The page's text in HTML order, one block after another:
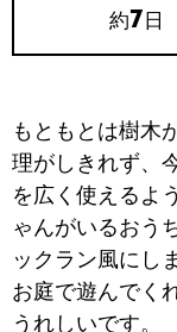
約7 日
もともとは樹木
理がしきれず、
を広く使えるよ
ゃんがいるおう
ックラン風にし
お庭で遊んでく
うれしいです。